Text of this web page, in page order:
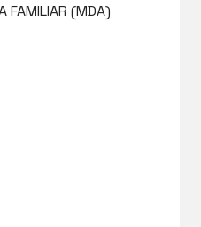
FAMILIAR (MDA)